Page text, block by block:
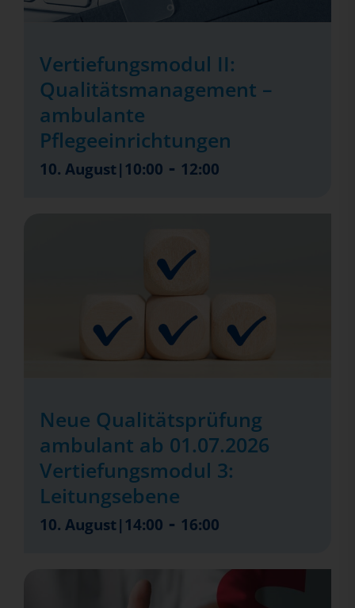
Vertiefungsmodul II:
Qualitätsmanagement –
ambulante
Pflegeeinrichtungen
10. August|10:00 - 12:00
Neue Qualitätsprüfung
ambulant ab 01.07.2026
Vertiefungsmodul 3:
Leitungsebene
10. August|14:00 - 16:00